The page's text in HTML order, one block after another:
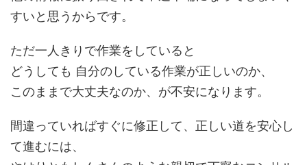
すいと思うからです。
ただ一人きりで作業をしていると
どうしても 自分のしている作業が正しいのか、
このままで大丈夫なのか、が不安になります。
間違っていればすぐに修正して、正しい道を安心し
て進むには、